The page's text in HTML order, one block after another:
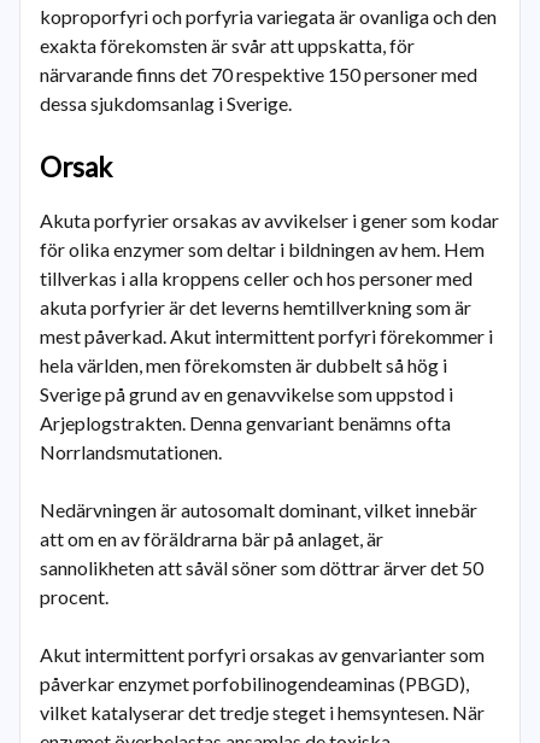
koproporfyri och porfyria variegata är ovanliga och den
exakta förekomsten är svår att uppskatta, för
närvarande finns det 70 respektive 150 personer med
dessa sjukdomsanlag i Sverige.
Orsak
Akuta porfyrier orsakas av avvikelser i gener som kodar
för olika enzymer som deltar i bildningen av hem. Hem
tillverkas i alla kroppens celler och hos personer med
akuta porfyrier är det leverns hemtillverkning som är
mest påverkad. Akut intermittent porfyri förekommer i
hela världen, men förekomsten är dubbelt så hög i
Sverige på grund av en genavvikelse som uppstod i
Arjeplogstrakten. Denna genvariant benämns ofta
Norrlandsmutationen.
Nedärvningen är autosomalt dominant, vilket innebär
att om en av föräldrarna bär på anlaget, är
sannolikheten att såväl söner som döttrar ärver det 50
procent.
Akut intermittent porfyri orsakas av genvarianter som
påverkar enzymet porfobilinogendeaminas (PBGD),
vilket katalyserar det tredje steget i hemsyntesen. När